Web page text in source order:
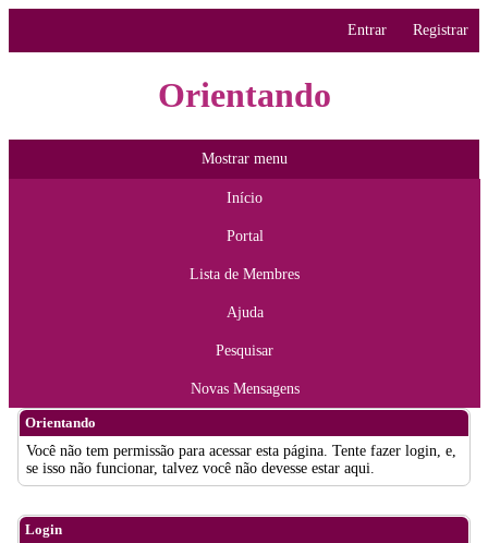
Entrar Registrar
Orientando
Mostrar menu
Início
Portal
Lista de Membres
Ajuda
Pesquisar
Novas Mensagens
Orientando
Você não tem permissão para acessar esta página. Tente fazer login, e,
se isso não funcionar, talvez você não devesse estar aqui.
Login